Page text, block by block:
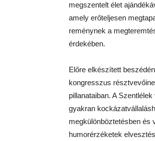
megszentelt élet
amely erőteljesen
reménynek a
érdekében.
Előre elkészített
kongresszus
pillanataiban. A
gyakran
megkülönböztetésben és
humorérzéketek